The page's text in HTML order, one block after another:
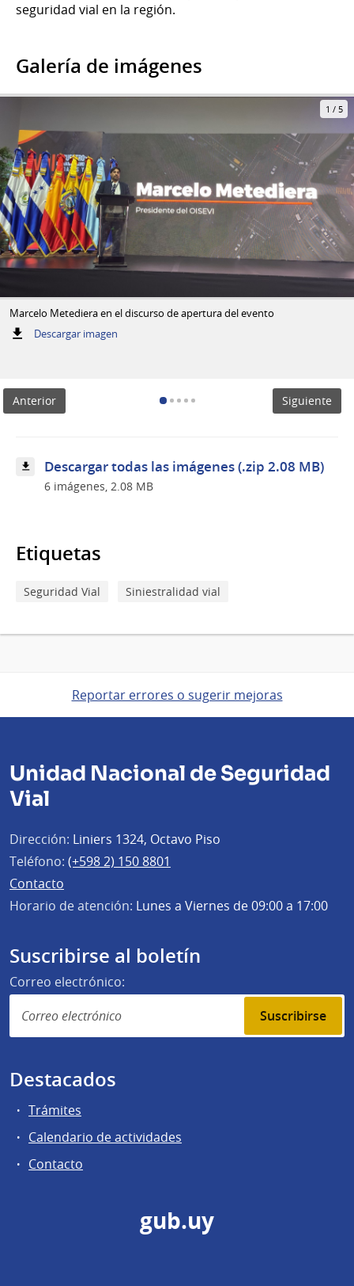
seguridad vial en la región.
Galería de imágenes
1 / 5
Marcelo Metediera en el discurso de apertura del evento
Descargar imagen:
evento
Anterior Siguiente
Descargar todas las imágenes (.zip 2.08 MB)
6 imágenes, 2.08 MB
Etiquetas
Seguridad Vial Siniestralidad vial
Reportar errores o sugerir mejoras
Unidad Nacional de Seguridad
Vial
Dirección: Liniers 1324, Octavo Piso
Teléfono: (+598 2) 150 8801
Contacto
Horario de atención: Lunes a Viernes de 09:00 a 17:00
Suscribirse al boletín
Correo electrónico:
Suscribirse
Destacados
Trámites
Calendario de actividades
Contacto
gub.uy